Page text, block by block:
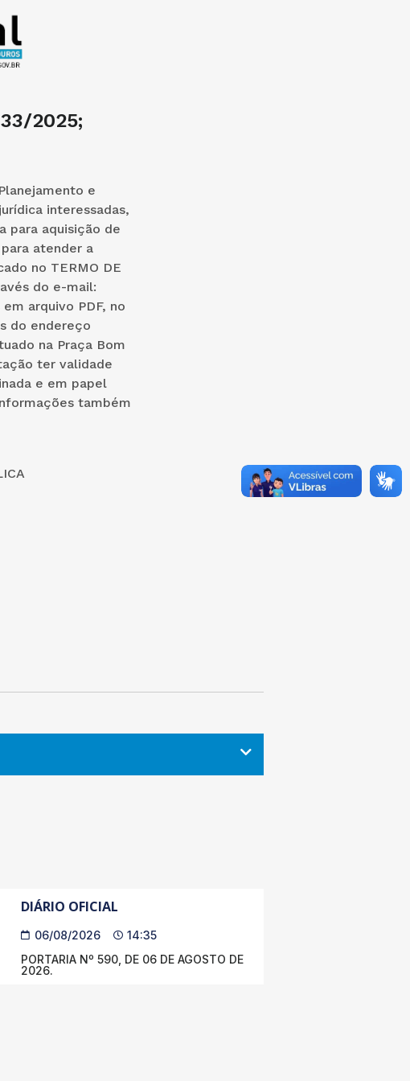
33/2025;
e
interessadas,
para aquisição de
atender a
no TERMO DE
do e-mail:
arquivo PDF, no
do endereço
na Praça Bom
ter validade
e em papel
também
DIÁRIO OFICIAL
06/08/2026
14:35
PORTARIA Nº 590, DE 06 DE AGOSTO DE
2026.